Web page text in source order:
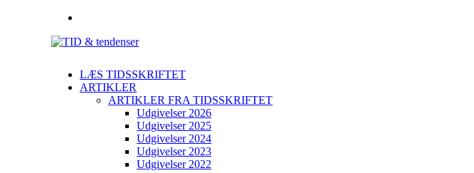
LÆS TIDSSKRIFTET
ARTIKLER
ARTIKLER FRA TIDSSKRIFTET
Udgivelser 2026
Udgivelser 2025
Udgivelser 2024
Udgivelser 2023
Udgivelser 2022